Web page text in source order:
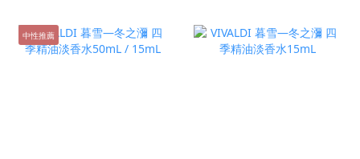
中性推薦